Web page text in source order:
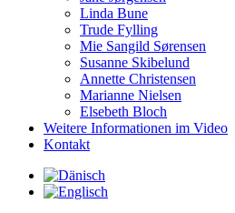
Linda Bune
Trude Fylling
Mie Sangild Sørensen
Susanne Skibelund
Annette Christensen
Marianne Nielsen
Elsebeth Bloch
Weitere Informationen im Video
Kontakt